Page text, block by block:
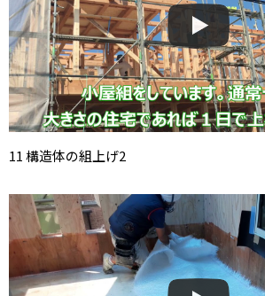
11 構造体の組上げ2